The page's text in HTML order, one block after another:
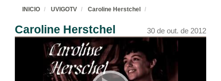
INICIO UVIGOTV Caroline Herstchel
Caroline Herstchel 30 de out. de 2012